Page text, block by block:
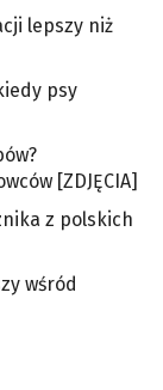
lepszy niż
psy
[ZDJĘCIA]
z polskich
wśród